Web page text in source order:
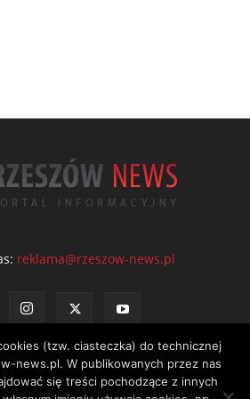
reklama@rzeszow-news.pl
(tzw. ciasteczka) do technicznej
news.pl. W publikowanych przez nas
się treści pochodzące z innych